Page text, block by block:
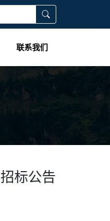
联系我们
标公告